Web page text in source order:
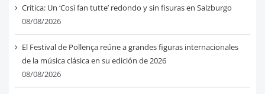
Crítica: Un ‘Così fan tutte’ redondo y sin fisuras en Salzburgo
08/08/2026
El Festival de Pollença reúne a grandes figuras internacionales
de la música clásica en su edición de 2026
08/08/2026